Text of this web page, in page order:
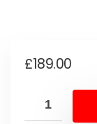
£189.00